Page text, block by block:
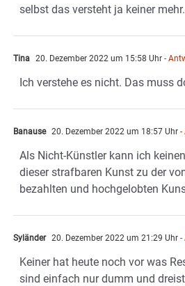
selbst das versteht ja keiner
Tina 20. Dezember 2022 um 15:58 Uhr -
Ich verstehe es nicht. Das muss
Banause 20. Dezember 2022 um 18:57 Uhr -
Als Nicht-Künstler kann ich
dieser strafbaren Kunst zu der
bezahlten und hochgelobten
Syländer 20. Dezember 2022 um 21:29 Uhr -
Keiner hat heute noch vor was
sind einfach nur dumm und